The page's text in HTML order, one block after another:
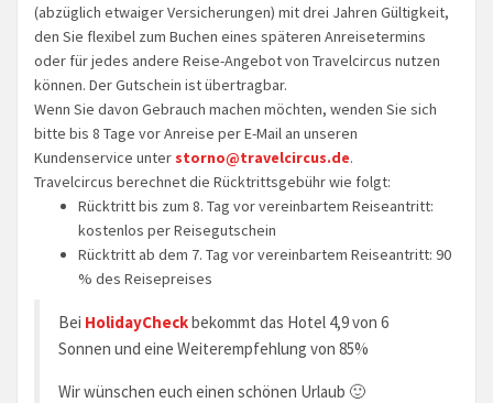
(abzüglich etwaiger Versicherungen) mit drei Jahren Gültigkeit,
den Sie flexibel zum Buchen eines späteren Anreisetermins
oder für jedes andere Reise-Angebot von Travelcircus nutzen
können. Der Gutschein ist übertragbar.
Wenn Sie davon Gebrauch machen möchten, wenden Sie sich
bitte bis 8 Tage vor Anreise per E-Mail an unseren
Kundenservice unter storno@travelcircus.de.
Travelcircus berechnet die Rücktrittsgebühr wie folgt:
Rücktritt bis zum 8. Tag vor vereinbartem Reiseantritt:
kostenlos per Reisegutschein
Rücktritt ab dem 7. Tag vor vereinbartem Reiseantritt: 90
% des Reisepreises
Bei HolidayCheckbekommt das Hotel 4,9 von 6
Sonnen und eine Weiterempfehlung von 85%
Wir wünschen euch einen schönen Urlaub 🙂